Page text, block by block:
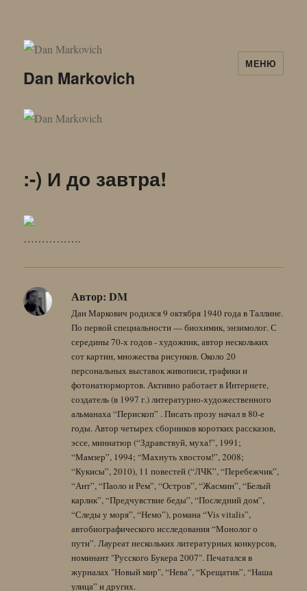
Dan Markovich
МЕНЮ
:-) И до завтра!
…………….
Автор: DM
Дан Маркович родился 9 октября 1940 года в Таллине.
По первой специальности — биохимик, энзимолог. С
середины 70-х годов - художник, автор нескольких
сот картин, множества рисунков. Около 20
персональных выставок живописи, графики и
фотонатюрмортов. Активно работает в Интернете,
создатель (в 1997 г.) литературно-художественного
альманаха “Перископ” . Писать прозу начал в 80-е
годы. Автор четырех сборников коротких рассказов,
эссе, миниатюр (“Здравствуй, муха!”, 1991;
“Мамзер”, 1994; “Махнуть хвостом!”, 2008;
“Кукисы”, 2010), 11 повестей (“ЛЧК”, “Перебежчик”,
“Ант”, “Паоло и Рем”, “Остров”, “Жасмин”, “Белый
карлик”, “Предчувствие беды”, “Последний дом”,
“Следы у моря”, “Немо”), романа “Vis vitalis”,
автобиографического исследования “Монолог о
пути”. Лауреат нескольких литературных конкурсов,
номинант "Русского Букера 2007". Печатался в
журналах "Новый мир", “Нева”, “Крещатик”, “Наша
улица” и других.